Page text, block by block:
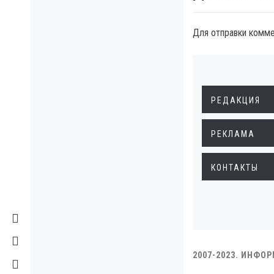
Для отправки
РЕДАКЦИЯ
РЕКЛАМА
КОНТАКТЫ
2007-2023.